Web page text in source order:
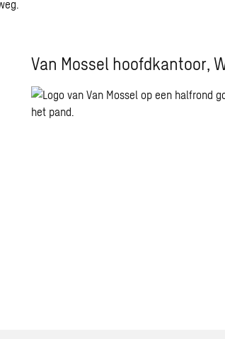
Van Mossel hoofdkantoor,